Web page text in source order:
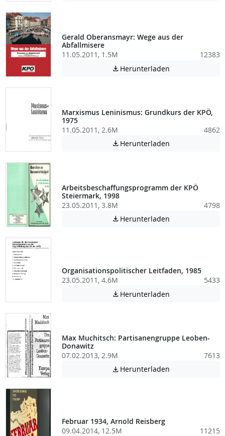
Gerald Oberansmayr: Wege aus der
Abfallmisere
11.05.2011, 1.5M
12383
 Herunterladen
Marxismus Leninismus: Grundkurs der KPÖ,
1975
11.05.2011, 2.6M
4862
 Herunterladen
Arbeitsbeschaffungsprogramm der KPÖ
Steiermark, 1998
23.05.2011, 3.8M
4798
 Herunterladen
Organisationspolitischer Leitfaden, 1985
23.05.2011, 4.6M
5433
 Herunterladen
Max Muchitsch: Partisanengruppe Leoben-
Donawitz
07.02.2013, 2.9M
7613
 Herunterladen
Februar 1934, Arnold Reisberg
09.04.2014, 12.5M
11215